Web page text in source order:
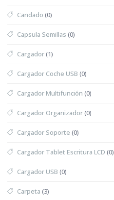
Candado (0)
Capsula Semillas (0)
Cargador(1)
Cargador Coche USB (0)
Cargador Multifunción (0)
Cargador Organizador(0)
Cargador Soporte (0)
Cargador Tablet Escritura LCD (0)
Cargador USB (0)
Carpeta (3)